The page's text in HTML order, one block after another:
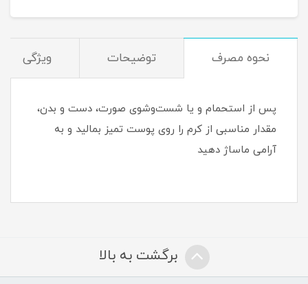
نحوه مصرف توضیحات ویژگی
پس از استحمام و یا شست‌وشوی صورت، دست و بدن،
مقدار مناسبی از کرم را روی پوست تمیز بمالید و به
آرامی ماساژ دهید
برگشت به بالا